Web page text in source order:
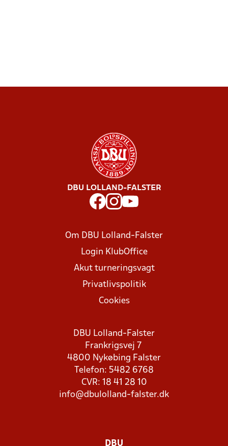
DBU LOLLAND-FALSTER
Om DBU Lolland-Falster
Login KlubOffice
Akut turneringsvagt
Privatlivspolitik
Cookies
DBU Lolland-Falster
Frankrigsvej 7
4800 Nykøbing Falster
Telefon: 5482 6768
CVR: 18 41 28 10
info@dbulolland-falster.dk
DBU